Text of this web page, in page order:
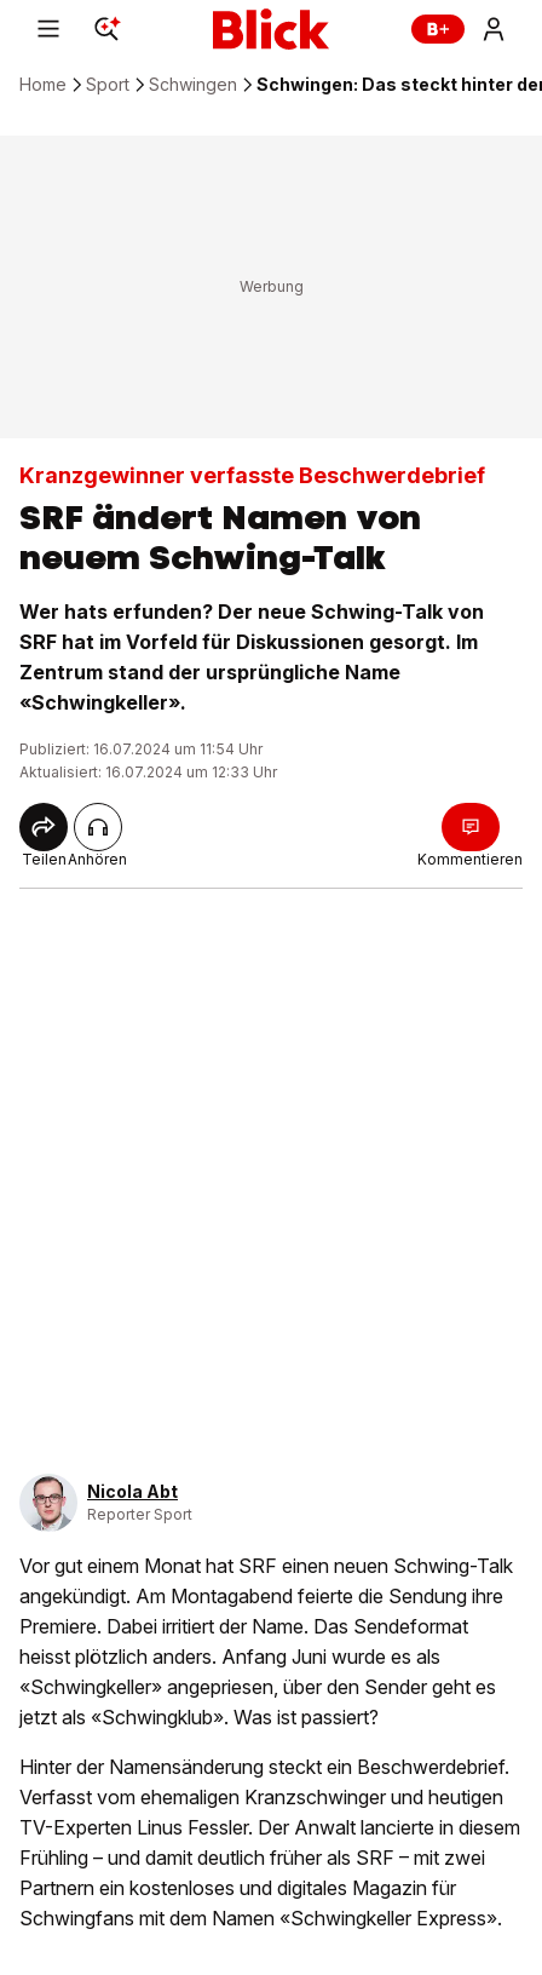
Home Sport Schwingen Schwingen: Das steckt hinter
Kranzgewinner verfasste Beschwerdebrief
SRF ändert Namen von
neuem Schwing-Talk
Wer hats erfunden? Der neue Schwing-Talk von
SRF hat im Vorfeld für Diskussionen gesorgt. Im
Zentrum stand der ursprüngliche Name
«Schwingkeller».
Publiziert: 16.07.2024 um 11:54 Uhr
Aktualisiert: 16.07.2024 um 12:33 Uhr
TeilenAnhören Kommentieren
Nicola Abt
Reporter Sport
Vor gut einem Monat hat SRF einen neuen Schwing-Talk
angekündigt. Am Montagabend feierte die Sendung ihre
Premiere. Dabei irritiert der Name. Das Sendeformat
heisst plötzlich anders. Anfang Juni wurde es als
«Schwingkeller» angepriesen, über den Sender geht es
jetzt als «Schwingklub». Was ist passiert?
Hinter der Namensänderung steckt ein Beschwerdebrief.
Verfasst vom ehemaligen Kranzschwinger und heutigen
TV-Experten Linus Fessler. Der Anwalt lancierte in diesem
Frühling – und damit deutlich früher als SRF – mit zwei
Partnern ein kostenloses und digitales Magazin für
Schwingfans mit dem Namen «Schwingkeller Express».